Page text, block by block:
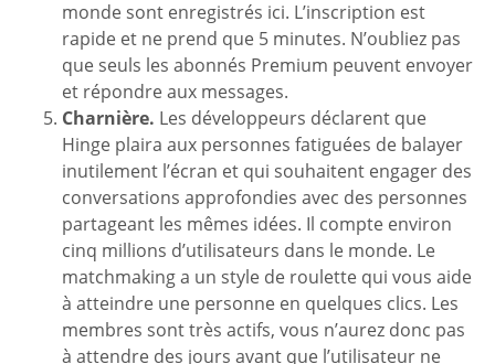
monde sont enregistrés ici. L’inscription est
rapide et ne prend que 5 minutes. N’oubliez pas
que seuls les abonnés Premium peuvent envoyer
et répondre aux messages.
Charnière. Les développeurs déclarent que
Hinge plaira aux personnes fatiguées de balayer
inutilement l’écran et qui souhaitent engager des
conversations approfondies avec des personnes
partageant les mêmes idées. Il compte environ
cinq millions d’utilisateurs dans le monde. Le
matchmaking a un style de roulette qui vous aide
à atteindre une personne en quelques clics. Les
membres sont très actifs, vous n’aurez donc pas
à attendre des jours avant que l’utilisateur ne